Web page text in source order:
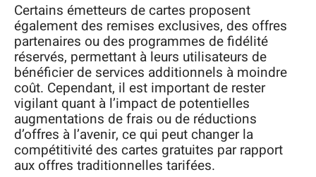
Certains émetteurs de cartes proposent
également des remises exclusives, des offres
partenaires ou des programmes de fidélité
réservés, permettant à leurs utilisateurs de
bénéficier de services additionnels à moindre
coût. Cependant, il est important de rester
vigilant quant à l’impact de potentielles
augmentations de frais ou de réductions
d’offres à l’avenir, ce qui peut changer la
compétitivité des cartes gratuites par rapport
aux offres traditionnelles tarifées.